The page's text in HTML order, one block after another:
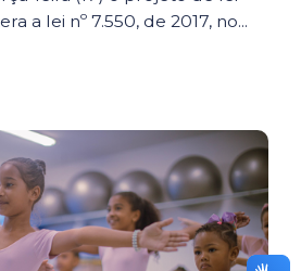
a lei nº 7.550, de 2017, no...